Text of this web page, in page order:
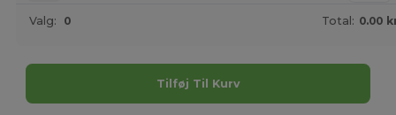
Valg: 0 Total: 0.00
Tilføj Til Kurv